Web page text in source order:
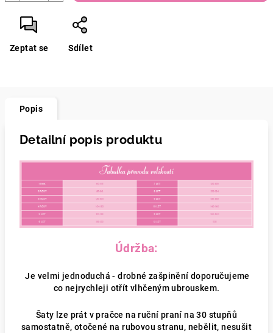
Zeptat se Sdílet
Popis
Detailní popis produktu
Údržba:
Je velmi jednoduchá - drobné zašpinění doporučujeme
co nejrychleji otřít vlhčeným ubrouskem.
Šaty lze prát v pračce na ruční praní na 30 stupňů
samostatně, otočené na rubovou stranu, nebělit, nesušit